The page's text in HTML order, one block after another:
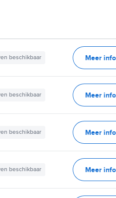
beschikbaar Meer
beschikbaar Meer
beschikbaar Meer
beschikbaar Meer